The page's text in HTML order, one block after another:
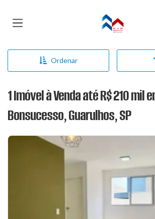
Página inicial
Ordenar
1 Imóvel à Venda até R$ 210 mil
Bonsucesso, Guarulhos, SP